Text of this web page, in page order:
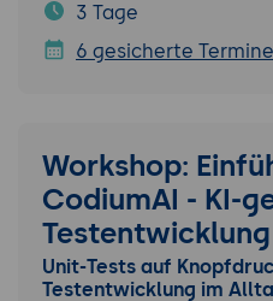
3 Tage
6 gesicherte Termine
Workshop:
CodiumAI - KI-
Testentwicklung
Unit-Tests auf
Testentwicklung im